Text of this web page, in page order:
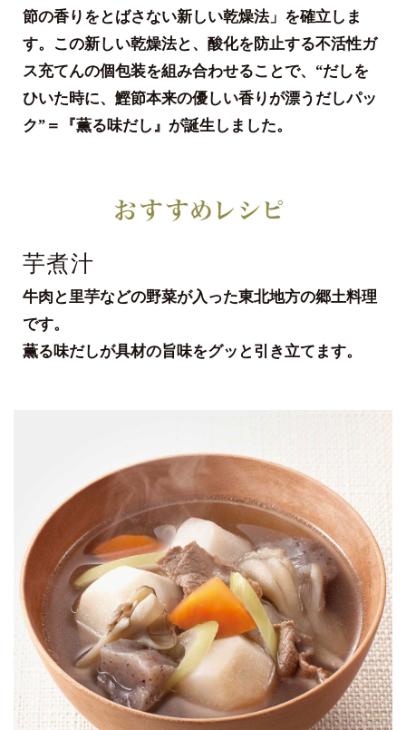
節の香りをとばさない新しい乾燥法」を確立しま
す。この新しい乾燥法と、酸化を防止する不活性ガ
ス充てんの個包装を組み合わせることで、“だしを
ひいた時に、鰹節本来の優しい香りが漂うだしパッ
ク”＝『薫る味だし』が誕生しました。
芋煮汁
牛肉と里芋などの野菜が入った東北地方の郷土料理
です。
薫る味だしが具材の旨味をグッと引き立てます。